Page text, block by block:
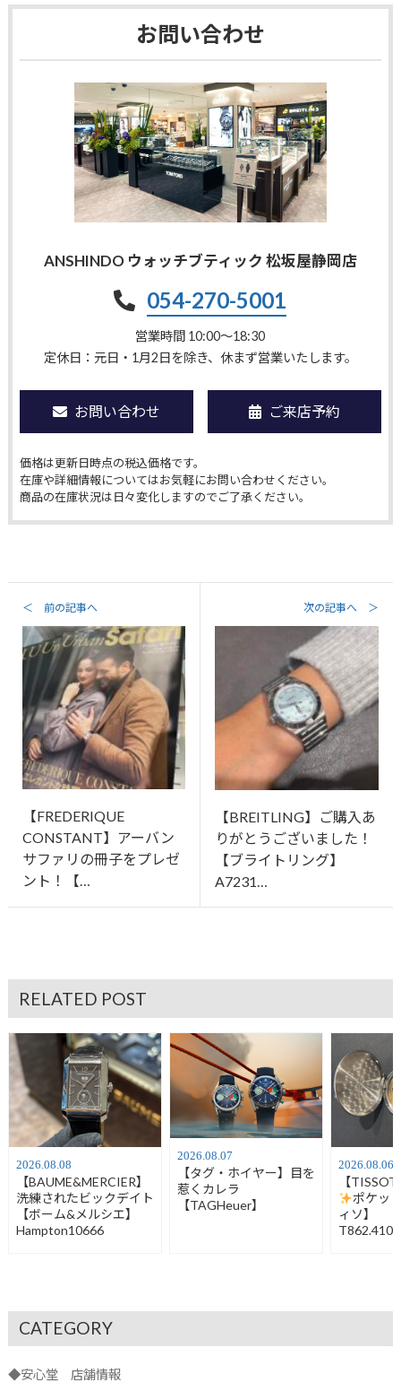
お問い合わせ
ANSHINDO ウォッチブティック 松坂屋静岡店
054-270-5001
営業時間 10:00〜18:30
定休日：元日・1月2日を除き、休まず営業いたします。
お問い合わせ ご来店予約
価格は更新日時点の税込価格です。
在庫や詳細情報についてはお気軽にお問い合わせください。
商品の在庫状況は日々変化しますのでご了承ください。
＜ 前の記事へ
【FREDERIQUE
CONSTANT】アーバン
サファリの冊子をプレゼ
ント！【…
次の記事へ ＞
【BREITLING】ご購入あ
りがとうございました！
【ブライトリング】
A7231…
RELATED POST
2026.08.08
【BAUME&MERCIER】
洗練されたビックデイト
【ボーム&メルシエ】
Hampton10666
2026.08.07
【タグ・ホイヤー】目を
惹くカレラ
【TAGHeuer】
2026.08.06
【
ポケッ
ィソ】
CATEGORY
◆安心堂 店舗情報